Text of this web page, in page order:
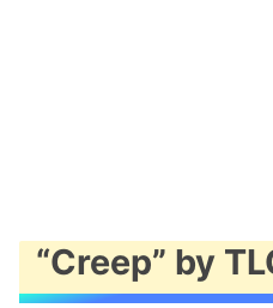
“Creep” by